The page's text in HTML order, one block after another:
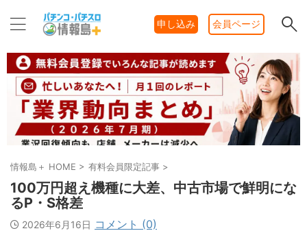
申し込み 会員ページ
情報島＋ HOME > 有料会員限定記事 >
100万円超え機種に大差、中古市場で鮮明にな
るP・S格差
2026年6月16日 コメント (0)